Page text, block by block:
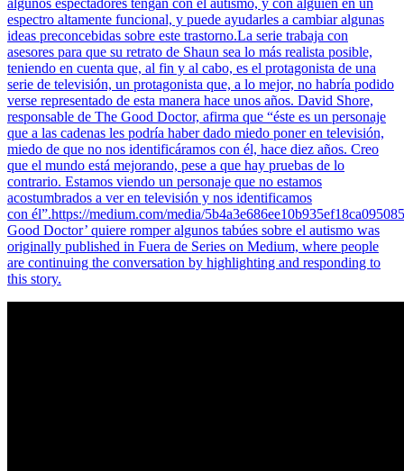
espectro altamente funcional, y puede ayudarles a cambiar algunas
ideas preconcebidas sobre este trastorno.La serie trabaja con
asesores para que su retrato de Shaun sea lo más realista posible,
teniendo en cuenta que, al fin y al cabo, es el protagonista de una
serie de televisión, un protagonista que, a lo mejor, no habría podido
verse representado de esta manera hace unos años. David Shore,
responsable de The Good Doctor, afirma que “éste es un personaje
que a las cadenas les podría haber dado miedo poner en televisión,
miedo de que no nos identificáramos con él, hace diez años. Creo
que el mundo está mejorando, pese a que hay pruebas de lo
contrario. Estamos viendo un personaje que no estamos
acostumbrados a ver en televisión y nos identificamos
con él”.https://medium.com/media/
Good Doctor’ quiere romper algunos tabúes sobre el autismo was
originally published in Fuera de Series on Medium, where people
are continuing the conversation by highlighting and responding to
this story.